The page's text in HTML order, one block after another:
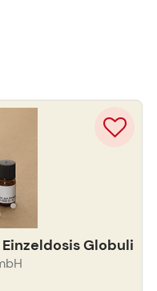
Einzeldosis Globuli